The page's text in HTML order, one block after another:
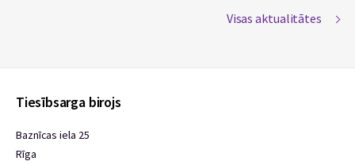
Visas aktualitātes
Tiesībsarga birojs
Baznīcas iela 25
Rīga